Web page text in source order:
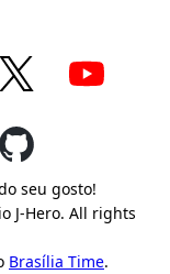
seu gosto!
J-Hero. All rights
Brasília Time.